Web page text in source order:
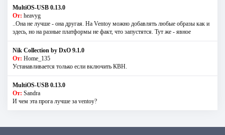
MultiOS-USB 0.13.0
От: heavyg
..Она не лучше - она другая. На Ventoy можно добавлять любые образы как и
здесь, но на разные платформы не факт, что запустятся. Тут же - явное
Nik Collection by DxO 9.1.0
От: Home_135
Устанавливается только если включить КВН.
MultiOS-USB 0.13.0
От: Sandra
И чем эта прога лучше за ventoy?